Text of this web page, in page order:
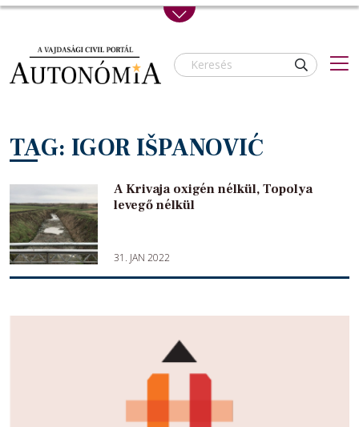
Skip to main content
TAG: IGOR IŠPANOVIĆ
A Krivaja oxigén nélkül, Topolya
levegő nélkül
31. JAN 2022